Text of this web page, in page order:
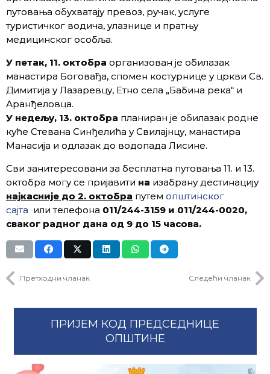
путовања обухватају превоз, ручак, услуге
туристичког водича, улазнице и пратњу
медицинског особља.
У петак, 11. октобра организован је обилазак
манастира Боговађа, спомен костурнице у цркви Св.
Димитија у Лазаревцу, Етно села „Бабина река“ и
Аранђеловца.
У недељу, 13. октобра планиран је обилазак родне
куће Стевана Синђелића у Свилајнцу, манастира
Манасија и одлазак до водопада Лисине.
Сви занитересовани за бесплатна путовања 11. и 13.
октобра могу се пријавити на изабрану дестинацију
најкасније до 2. октобра путем општинског
сајта или телефона 011/244-3159 и 011/244-0020,
сваког радног дана од 9 до 15 часова.
Претходни чланак Следећи чланак
ПРИЈЕМ КОД ПРЕДСЕДНИЦЕ
ОПШТИНЕ